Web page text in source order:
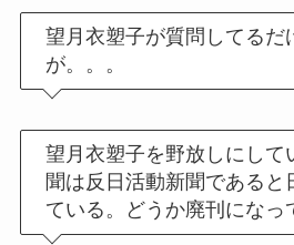
望月衣塑子が質問してるだ
が。。。
望月衣塑子を野放しにして
聞は反日活動新聞であると
ている。どうか廃刊になっ